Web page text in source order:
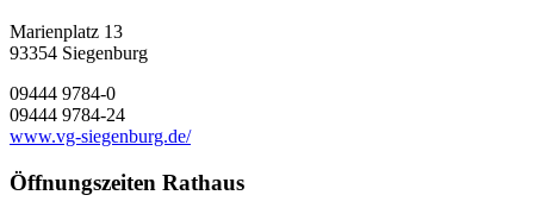
Marienplatz 13
93354 Siegenburg
09444 9784-0
09444 9784-24
www.vg-siegenburg.de/
Öffnungszeiten Rathaus